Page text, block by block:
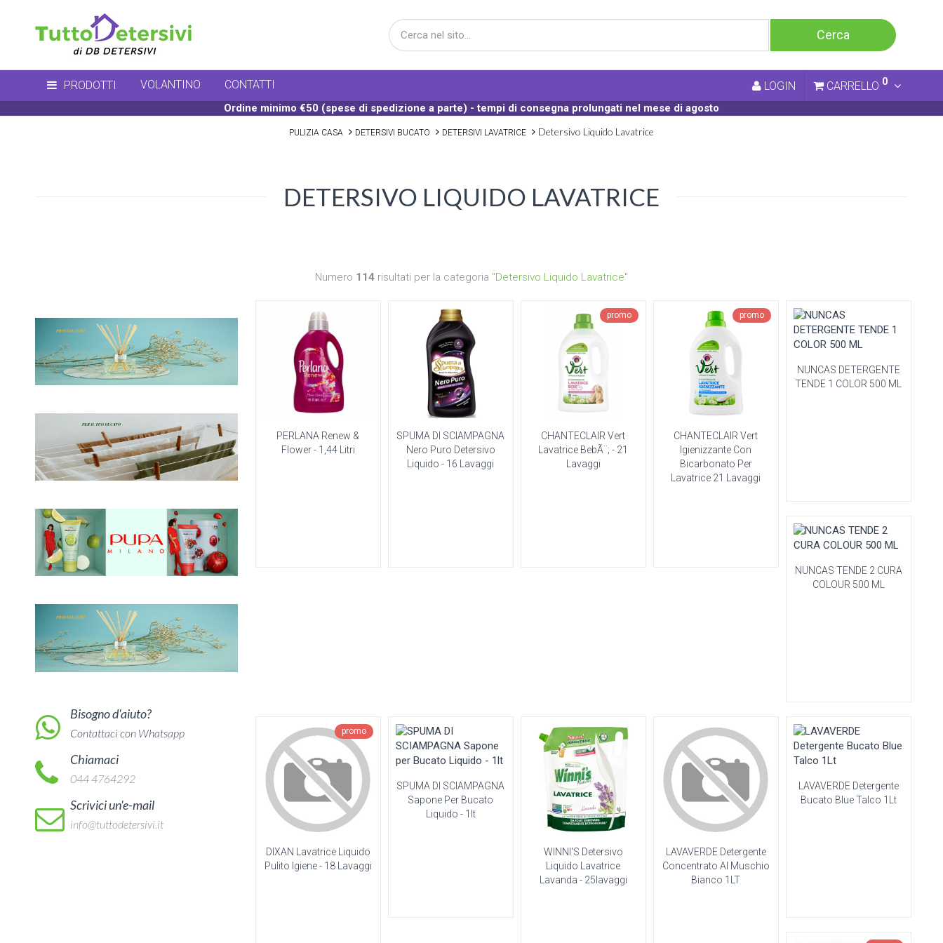
PRODOTTI VOLANTINO CONTATTI LOGIN CARRELLO 0
Ordine minimo €50 (spese di spedizione a parte) - tempi di consegna prolungati nel mese di agosto
PULIZIA CASA DETERSIVI BUCATO DETERSIVI LAVATRICE Detersivo Liquido Lavatrice
DETERSIVO LIQUIDO LAVATRICE
Numero 114 risultati per la categoria "Detersivo Liquido Lavatrice"
Bisogno d'aiuto?
Contattaci con Whatsapp
Chiamaci
044 4764292
Scrivici un'e-mail
info@tuttodetersivi.it
PERLANA Renew &
Flower - 1,44 Litri
SPUMA DI SCIAMPAGNA
Nero Puro Detersivo
Liquido - 16 Lavaggi
promo
CHANTECLAIR Vert
Lavatrice BebÃ¨; - 21
Lavaggi
promo
CHANTECLAIR Vert
Igienizzante Con
Bicarbonato Per
Lavatrice 21 Lavaggi
NUNCAS DETERGENTE
TENDE 1 COLOR 500 ML
NUNCAS TENDE 2 CURA
COLOUR 500 ML
promo
DIXAN Lavatrice Liquido
Pulito Igiene - 18 Lavaggi
SPUMA DI SCIAMPAGNA
Sapone Per Bucato
Liquido - 1lt
WINNI'S Detersivo
Liquido Lavatrice
Lavanda - 25lavaggi
LAVAVERDE Detergente
Concentrato Al Muschio
Bianco 1LT
LAVAVERDE Detergente
Bucato Blue Talco 1Lt